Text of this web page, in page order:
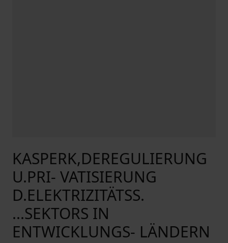
KASPERK,DEREGULIERUNG
U.PRI- VATISIERUNG
D.ELEKTRIZITÄTSS.
...SEKTORS IN
ENTWICKLUNGS- LÄNDERN